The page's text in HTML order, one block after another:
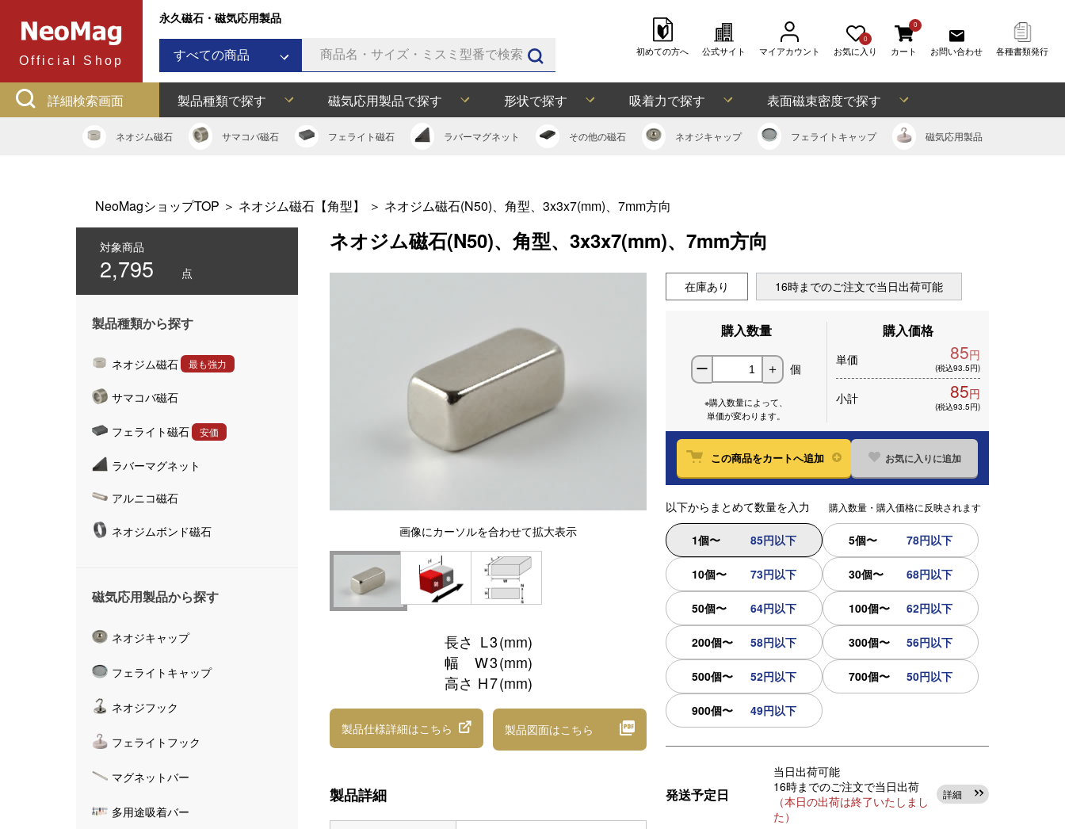
Official Shop
永久磁石・磁気応用製品
すべての商品
サマコバ磁石
フェライト磁石
ネオジムボンド磁石
ネオジフック
多用途吸着バー
マグネット吸着器
ハンドマグネット
マグネットキャッチャ
磁気活水器
磁気計測器
初めての方へ 公式サイト マイアカウント
0
お気に入り
0
カート お問い合わせ 各種書類発行
詳細検索画面 製品種類で探す 磁気応用製品で探す 形状で探す 吸着力で探す 表面磁束密度で探す
ネオジム磁石 サマコバ磁石 フェライト磁石 ラバーマグネット その他の磁石 ネオジキャップ フェライト キャップ 磁気応用製品
NeoMagショップTOP ＞ ネオジム磁石【角型】 ＞ ネオジム磁石(N50)、角型、3x3x7(mm)、7mm方向
対象商品
2,795 点
製品種類から探す
ネオジム磁石 最も強力
サマコバ磁石
フェライト磁石 安価
ラバーマグネット
アルニコ磁石
ネオジムボンド磁石
磁気応用製品から探す
ネオジキャップ
フェライトキャップ
ネオジフック
フェライトフック
マグネットバー
多用途吸着バー
ネオジム磁石(N50)、角型、3x3x7(mm)、7mm方向
画像にカーソルを合わせて拡大表示
長さ L3(mm)
幅
W3(mm)
高さ H7(mm)
製品仕様詳細はこちら 製品図面はこちら
製品詳細
在庫あり 16時までのご注文で当日出荷可能
購入数量
ー ＋ 個
※購入数量によって、
単価が変わります。
購入価格
単価 85円
(税込93.5円)
小計 85円
(税込93.5円)
この商品をカートへ追加 お気に入りに追加
以下からまとめて数量を入力 購入数量・購入価格に反映されます
1個〜 85円以下 5個〜 78円以下
10個〜 73円以下 30個〜 68円以下
50個〜 64円以下 100個〜 62円以下
200個〜 58円以下 300個〜 56円以下
500個〜 52円以下 700個〜 50円以下
900個〜 49円以下
発送予定日
当日出荷可能
16時までのご注文で当日出荷
（本日の出荷は終了いたしまし
た）
詳細